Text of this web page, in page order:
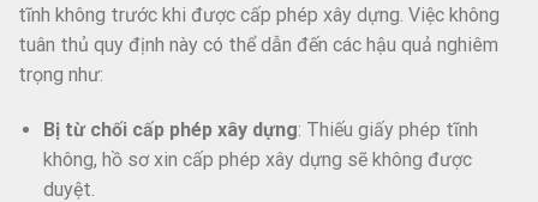
tĩnh không trước khi được cấp phép xây dựng. Việc không
tuân thủ quy định này có thể dẫn đến các hậu quả nghiêm
trọng như:
Bị từ chối cấp phép xây dựng: Thiếu giấy phép tĩnh
không, hồ sơ xin cấp phép xây dựng sẽ không được
duyệt.